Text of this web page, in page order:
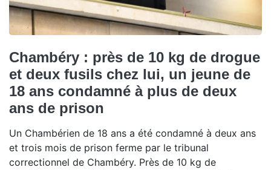
Chambéry : près de 10 kg de drogue
et deux fusils chez lui, un jeune de
18 ans condamné à plus de deux
ans de prison
Un Chambérien de 18 ans a été condamné à deux ans
et trois mois de prison ferme par le tribunal
correctionnel de Chambéry. Près de 10 kg de